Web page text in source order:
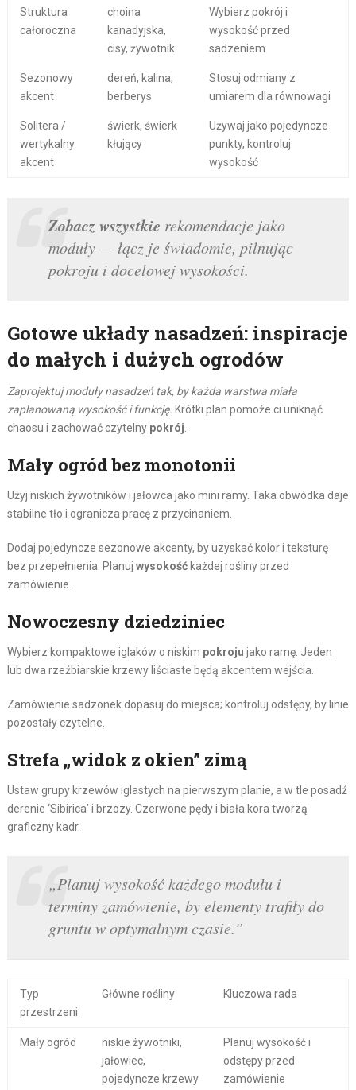
Struktura
całoroczna
choina
kanadyjska,
cisy, żywotnik
Wybierz pokrój i
wysokość przed
sadzeniem
Sezonowy
akcent
dereń, kalina,
berberys
Stosuj odmiany z
umiarem dla równowagi
Solitera /
wertykalny
akcent
świerk, świerk
kłujący
Używaj jako pojedyncze
punkty, kontroluj
wysokość
Zobacz wszystkie rekomendacje jako
moduły — łącz je świadomie, pilnując
pokroju i docelowej wysokości.
Gotowe układy nasadzeń: inspiracje
do małych i dużych ogrodów
Zaprojektuj moduły nasadzeń tak, by każda warstwa miała
zaplanowaną wysokość i funkcję. Krótki plan pomoże ci uniknąć
chaosu i zachować czytelny pokrój
Mały ogród bez monotonii
Użyj niskich żywotników i jałowca jako mini ramy. Taka obwódka daje
stabilne tło i ogranicza pracę z przycinaniem.
Dodaj pojedyncze sezonowe akcenty, by uzyskać kolor i teksturę
bez przepełnienia. Planuj wysokośćkażdej rośliny przed
zamówienie.
Nowoczesny dziedziniec
Wybierz kompaktowe iglaków o niskim pokroju jako ramę. Jeden
lub dwa rzeźbiarskie krzewy liściaste będą akcentem wejścia.
Zamówienie sadzonek dopasuj do miejsca; kontroluj odstępy, by linie
pozostały czytelne.
Strefa „widok z okien” zimą
Ustaw grupy krzewów iglastych na pierwszym planie, a w tle posadź
derenie ‘Sibirica’ i brzozy. Czerwone pędy i biała kora tworzą
graficzny kadr.
„Planuj wysokość każdego modułu i
terminy zamówienie, by elementy trafiły do
gruntu w optymalnym czasie.”
Typ
przestrzeni
Główne rośliny Kluczowa rada
Mały ogród
niskie żywotniki,
jałowiec,
pojedyncze krzewy
Planuj wysokość i
odstępy przed
zamówienie